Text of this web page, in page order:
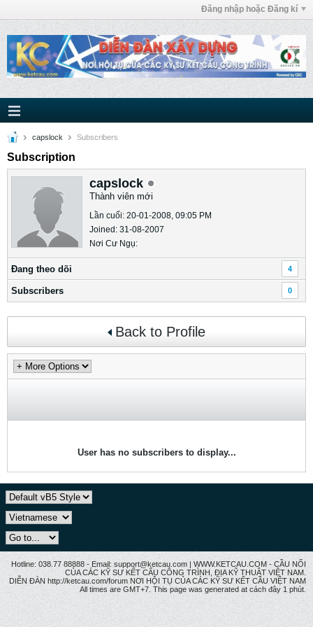
Đăng nhập hoặc Đăng kí
capslock Subscribers
Subscription
capslock
Thành viên mới
Lần cuối: 20-01-2008, 09:05 PM
Joined: 31-08-2007
Nơi Cư Ngụ:
Ðang theo dõi 4
Subscribers 0
Back to Profile
User has no subscribers to display...
Hotline: 038.77 88888 - Email: support@ketcau.com | WWW.KETCAU.COM - CẦU NỐI
CỦA CÁC KỸ SƯ KẾT CẤU CÔNG TRÌNH, ĐỊA KỸ THUẬT VIỆT NAM.
DIỄN ĐÀN http://ketcau.com/forum NƠI HỘI TỤ CỦA CÁC KỸ SƯ KẾT CÂU VIỆT NAM
All times are GMT+7. This page was generated at cách đây 1 phút.